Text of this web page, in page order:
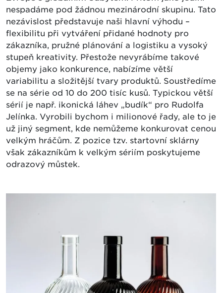
nespadáme pod žádnou mezinárodní skupinu. Tato
nezávislost představuje naši hlavní výhodu –
flexibilitu při vytváření přidané hodnoty pro
zákazníka, pružné plánování a logistiku a vysoký
stupeň kreativity. Přestože nevyrábíme takové
objemy jako konkurence, nabízíme větší
variabilitu a složitější tvary produktů. Soustředíme
se na série od 10 do 200 tisíc kusů. Typickou větší
sérií je např. ikonická láhev „budík“ pro Rudolfa
Jelínka. Vyrobili bychom i milionové řady, ale to je
už jiný segment, kde nemůžeme konkurovat cenou
velkým hráčům. Z pozice tzv. startovní sklárny
však zákazníkům k velkým sériím poskytujeme
odrazový můstek.